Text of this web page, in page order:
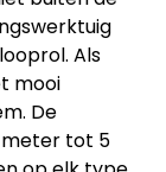
Als
mooi
De
meter tot 5